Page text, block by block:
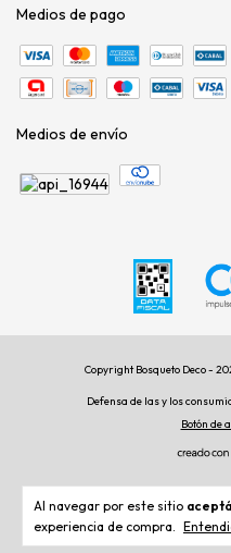
Al navegar por este sitio
experiencia de compra.
Medios de pago
Medios de envío
Copyright Bosqueto Deco -
Defensa de las y los
Botón de